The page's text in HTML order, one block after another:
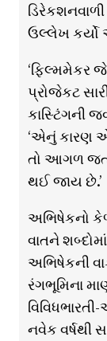
ઉલ્લેખ કર્યો
‘ફ્લ્મિમેકર
પ્રોજેકટ
કાસ્ટિંગની
‘એનું કારણ
તો આગળ
થઈ જાય છે.’
અભિષેકનો
વાતને
અભિષેકની
રંગભૂમિના
નવેક વર્ષથી